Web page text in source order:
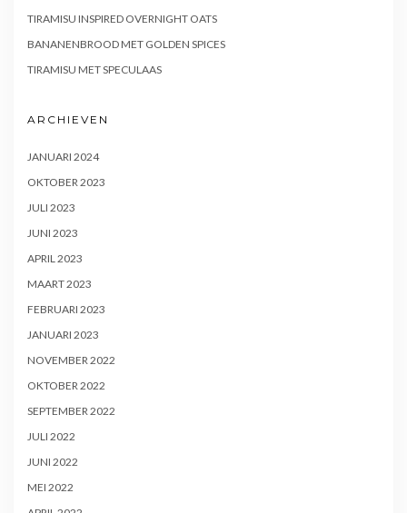
TIRAMISU INSPIRED OVERNIGHT OATS
BANANENBROOD MET GOLDEN SPICES
TIRAMISU MET SPECULAAS
ARCHIEVEN
JANUARI 2024
OKTOBER 2023
JULI 2023
JUNI 2023
APRIL 2023
MAART 2023
FEBRUARI 2023
JANUARI 2023
NOVEMBER 2022
OKTOBER 2022
SEPTEMBER 2022
JULI 2022
JUNI 2022
MEI 2022